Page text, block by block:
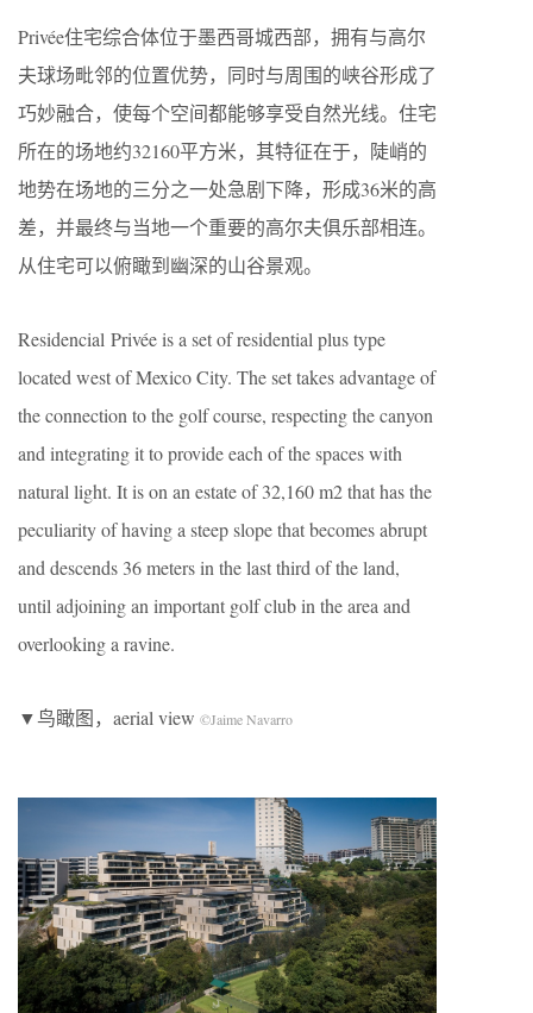
Privée住宅综合体位于墨西哥城西部，拥有与高尔
夫球场毗邻的位置优势，同时与周围的峡谷形成了
巧妙融合，使每个空间都能够享受自然光线。住宅
所在的场地约32160平方米，其特征在于，陡峭的
地势在场地的三分之一处急剧下降，形成36米的高
差，并最终与当地一个重要的高尔夫俱乐部相连。
从住宅可以俯瞰到幽深的山谷景观。
Residencial Privée is a set of residential plus type
located west of Mexico City. The set takes advantage of
the connection to the golf course, respecting the canyon
and integrating it to provide each of the spaces with
natural light. It is on an estate of 32,160 m2 that has the
peculiarity of having a steep slope that becomes abrupt
and descends 36 meters in the last third of the land,
until adjoining an important golf club in the area and
overlooking a ravine.
▼鸟瞰图，aerial view ©Jaime Navarro